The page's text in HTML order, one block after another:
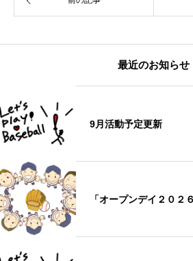
最近のお知らせ
9月活動予定更新
「オープンデイ２０２